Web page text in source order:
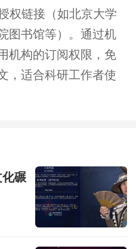
权链接（如北京大学
图书馆等）。通过机
机构的订阅权限，免
，适合科研工作者使
碾